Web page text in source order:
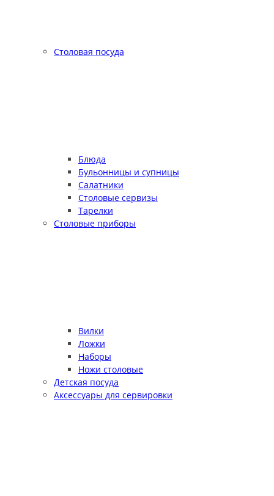
Столовая посуда
Блюда
Бульонницы и супницы
Салатники
Столовые сервизы
Тарелки
Столовые приборы
Вилки
Ложки
Наборы
Ножи столовые
Детская посуда
Аксессуары для сервировки